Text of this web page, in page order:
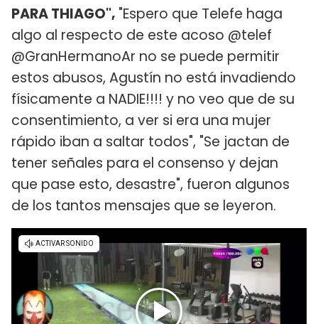
PARA THIAGO", "Espero que Telefe haga
algo al respecto de este acoso @telef
@GranHermanoAr no se puede permitir
estos abusos, Agustín no está invadiendo
físicamente a NADIE!!!! y no veo que de su
consentimiento, a ver si era una mujer
rápido iban a saltar todos", "Se jactan de
tener señales para el consenso y dejan
que pase esto, desastre", fueron algunos
de los tantos mensajes que se leyeron.